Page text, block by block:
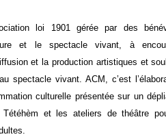
loi 1901 gérée par des
et le spectacle vivant, à
et la production artistiques et
spectacle vivant. ACM, c’est
culturelle présentée sur un
Tétéhèm et les ateliers de théâtre